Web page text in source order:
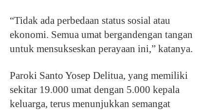
“Tidak ada perbedaan status sosial atau
ekonomi. Semua umat bergandengan tangan
untuk mensukseskan perayaan ini,” katanya.
Paroki Santo Yosep Delitua, yang memiliki
sekitar 19.000 umat dengan 5.000 kepala
keluarga, terus menunjukkan semangat